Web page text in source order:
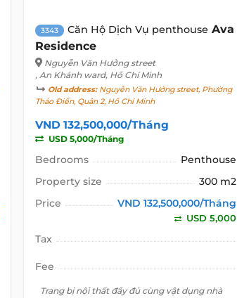
3343 Căn Hộ Dịch Vụ penthouse Ava
Residence
Nguyễn Văn Hưởng street
, An Khánh ward, Hồ Chí Minh
Old address:Nguyễn Văn Hưởng street, Phường
Thảo Điền, Quận 2, Hồ Chí Minh
VND 132,500,000/Tháng
USD 5,000/Tháng
Bedrooms
Penthouse
Property size
300 m2
Price
VND 132,500,000/Tháng
USD 5,000
Tax
Fee
Trang bị nội thất đầy đủ cùng vật dụng nhà